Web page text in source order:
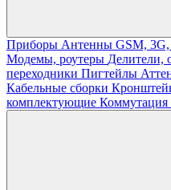
Приборы Антенны GSM,
Модемы, роутеры Делители,
переходники Пигтейлы
Кабельные сборки
комплектующие Коммутация